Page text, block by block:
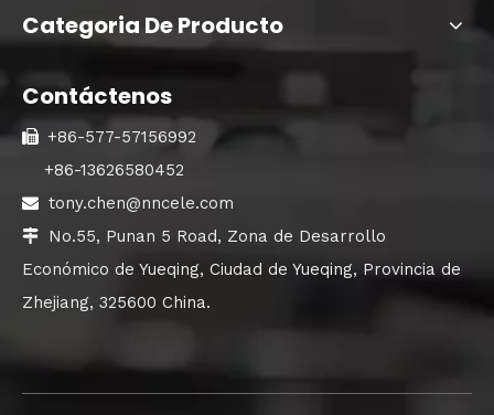
Categoria De Producto
Contáctenos
 +86-577-57156992
+86-13626580452
 tony.chen@nncele.com

No.55, Punan 5 Road, Zona de Desarrollo
Económico de Yueqing, Ciudad de Yueqing, Provincia de
Zhejiang, 325600 China.